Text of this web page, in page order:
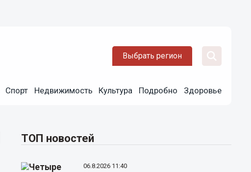
Выбрать регион
Спорт Недвижимость Культура Подробно Здоровье
ТОП новостей
06.8.2026 11:40